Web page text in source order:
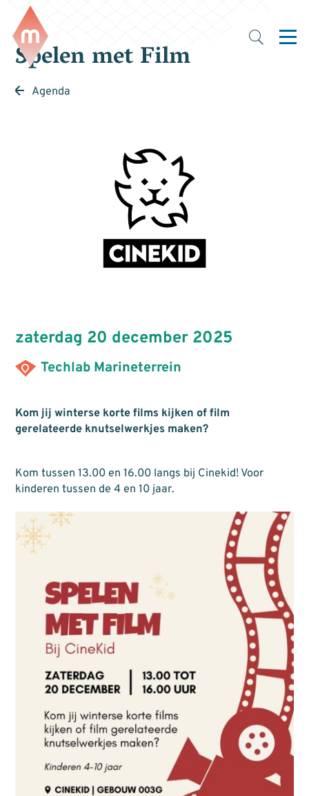
Spelen met Film
Agenda
zaterdag 20 december 2025
Techlab Marineterrein
Kom jij winterse korte films kijken of film
gerelateerde knutselwerkjes maken?
Kom tussen 13.00 en 16.00 langs bij Cinekid! Voor
kinderen tussen de 4 en 10 jaar.